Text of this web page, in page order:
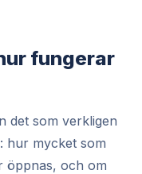
fungerar
det som verkligen
hur mycket som
öppnas, och om